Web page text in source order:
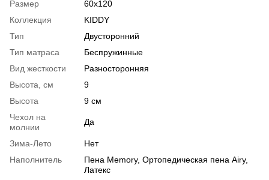
Размер
60х120
Коллекция
KIDDY
Тип
Двусторонний
Тип матраса
Беспружинные
Вид жесткости
Разносторонняя
Высота, см
9
Высота
9 см
Чехол на
молнии
Да
Зима-Лето
Нет
Наполнитель
Пена Memory, Ортопедическая пена Airy,
Латекс